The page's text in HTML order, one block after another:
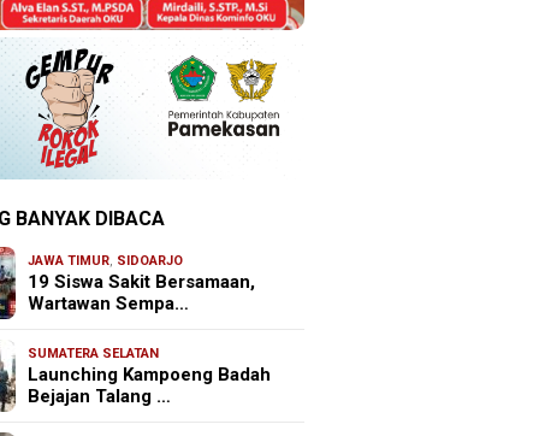
BANYAK DIBACA
JAWA TIMUR, SIDOARJO
19 Siswa Sakit Bersamaan,
Wartawan Sempa…
SUMATERA SELATAN
Launching Kampoeng Badah
Bejajan Talang …